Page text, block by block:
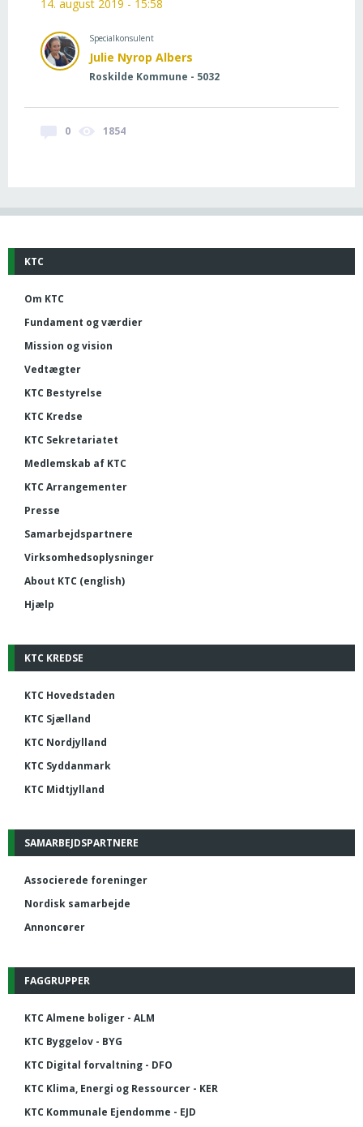
14. august 2019 - 15:58
Specialkonsulent
Julie Nyrop Albers
Roskilde Kommune - 5032
0 1854
KTC
Om KTC
Fundament og værdier
Mission og vision
Vedtægter
KTC Bestyrelse
KTC Kredse
KTC Sekretariatet
Medlemskab af KTC
KTC Arrangementer
Presse
Samarbejdspartnere
Virksomhedsoplysninger
About KTC (english)
Hjælp
KTC KREDSE
KTC Hovedstaden
KTC Sjælland
KTC Nordjylland
KTC Syddanmark
KTC Midtjylland
SAMARBEJDSPARTNERE
Associerede foreninger
Nordisk samarbejde
Annoncører
FAGGRUPPER
KTC Almene boliger - ALM
KTC Byggelov - BYG
KTC Digital forvaltning - DFO
KTC Klima, Energi og Ressourcer - KER
KTC Kommunale Ejendomme - EJD